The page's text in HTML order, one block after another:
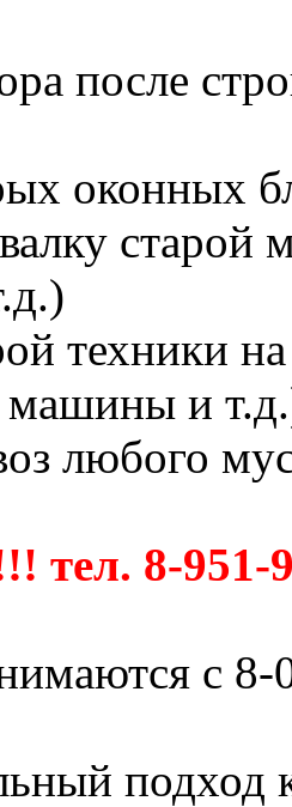
после
оконных
техники
машины и
любого
8-951-
с
подход